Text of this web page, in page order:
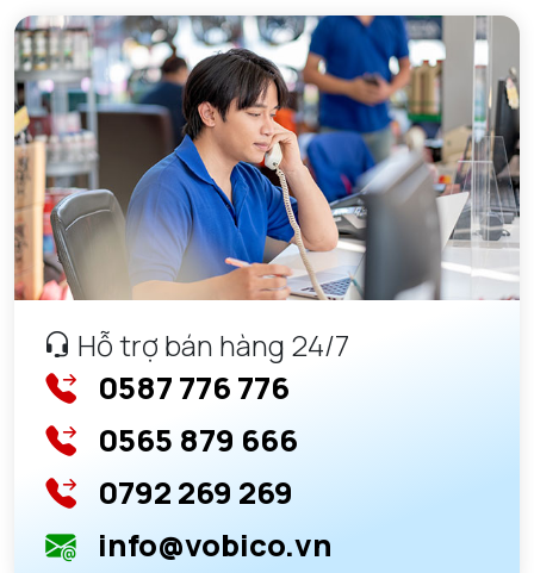
Hỗ trợ bán hàng 24/7
0587 776 776
0565 879 666
0792 269 269
info@vobico.vn